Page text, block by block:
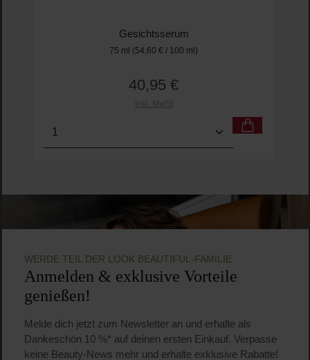
Gesichtsserum
75 ml (54,60 € / 100 ml)
Regulärer Preis:
40,95 €
Inkl. MwSt
Produkt Anzahl: Gib den gewünschten Wert
WERDE TEIL DER LOOK BEAUTIFUL-FAMILIE
Anmelden & exklusive Vorteile
genießen!
Melde dich jetzt zum Newsletter an und erhalte als
Dankeschön 10 %* auf deinen ersten Einkauf. Verpasse
keine Beauty-News mehr und erhalte exklusive Rabatte!